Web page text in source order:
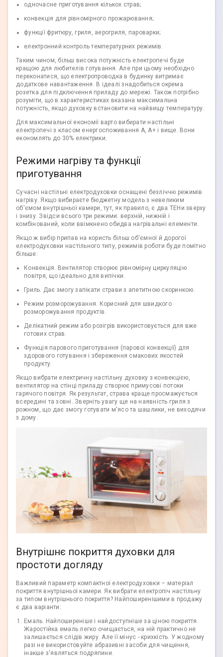
одночасне приготування кількох страв;
конвекція для рівномірного прожарювання;
функції фритюру, гриля, аерогриля, пароварки;
електронний контроль температурних режимів.
Таким чином, більш висока потужність електропечі буде
кращою для любителів готування. Але при цьому необхідно
переконатися, що електропроводка в будинку витримає
додаткове навантаження. В ідеалі знадобиться окрема
розетка для підключення приладу до мережі. Також потрібно
розуміти, що в характеристиках вказана максимальна
потужність, якщо духовку встановити на найвищу температуру.
Для максимальної економії варто вибирати настільні
електропечі з класом енергоспоживання A, A+ і вище. Вони
економлять до 30% електрики.
Режими нагріву та функції
приготування
Сучасні настільні електродуховки оснащені безліччю режимів
нагріву. Якщо вибираєте бюджетну модель з невеликим
об'ємом внутрішньої камери, тут, як правило, є два ТЕНи зверху
і знизу. Звідси всього три режими: верхній, нижній і
комбінований, коли ввімкнено обидва нагрівальні елементи.
Якщо ж вибір припав на користь більш об'ємної й дорогої
електродуховки настільного типу, режимів роботи буде помітно
більше:
Конвекція. Вентилятор створює рівномірну циркуляцію
повітря, що ідеально для випічки.
Гриль. Дає змогу запікати страви з апетитною скоринкою.
Режим розморожування. Корисний для швидкого
розморожування продуктів.
Делікатний режим або розігрів використовується для вже
готових страв.
Функція парового приготування (парової конвекції) для
здорового готування і збереження смакових якостей
продукту.
Якщо вибрати електричну настільну духовку з конвекцією,
вентилятор на стінці приладу створює примусові потоки
гарячого повітря. Як результат, страва краще просмажується
всередині та зовні. Зверніть увагу ще на наявність гриля з
рожном, що дає змогу готувати м'ясо та шашлики, не виходячи
з дому.
Внутрішнє покриття духовки для
простоти догляду
Важливий параметр компактної електродуховки – матеріал
покриття внутрішньої камери. Як вибрати електропіч настільну
за типом внутрішнього покриття? Найпоширенішими в продажу
є два варіанти:
Емаль. Найпоширеніше і найдоступніше за ціною покриття.
Жаростійка емаль легко очищається, на ній практично не
залишається слідів жиру. Але її мінус - крихкість. У жодному
разі не використовуйте абразивні засоби для чищення,
інакше з'являться подряпини.